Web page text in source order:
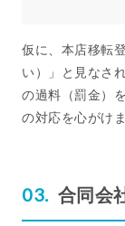
仮に、本店移転
い）」と見なさ
の過料（罰金）
の対応を心がけ
合同会